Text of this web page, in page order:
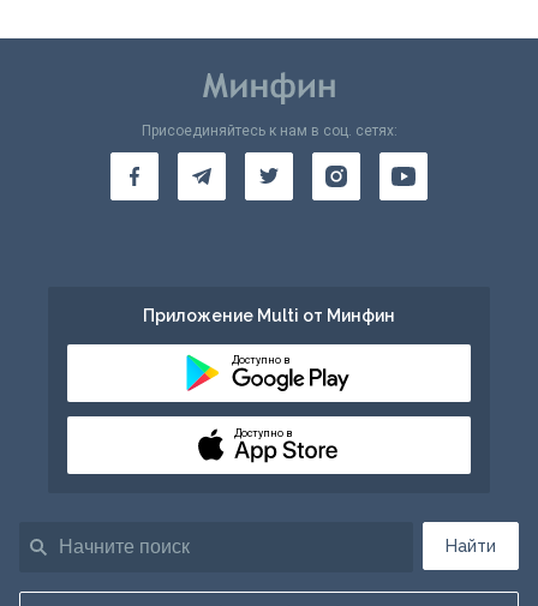
Найти
Присоединяйтесь к нам в соц. сетях:
Приложение Multi от Минфин
Доступно в
Доступно в